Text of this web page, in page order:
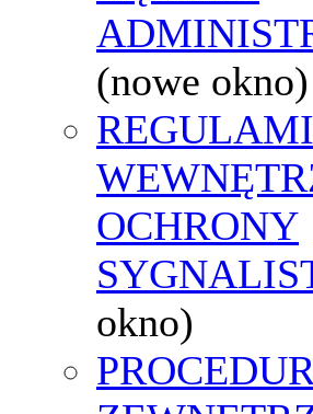
(nowe okno)
OCHRONY
okno)